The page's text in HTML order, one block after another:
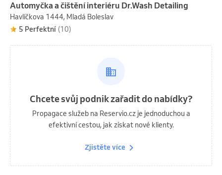
Automyčka a čištění interiéru Dr.Wash Detailing
Havlíčkova 1444, Mladá Boleslav
5 Perfektní (10)
Chcete svůj podnik zařadit do nabídky?
Propagace služeb na Reservio.cz je jednoduchou a
efektivní cestou, jak získat nové klienty.
Zjistěte více